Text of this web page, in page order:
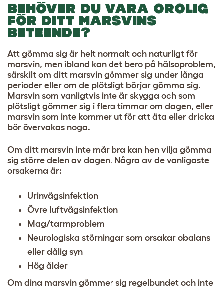
BEHÖVER DU VARA OROLIG
FÖR DITT MARSVINS
BETEENDE?
Att gömma sig är helt normalt och naturligt för
marsvin, men ibland kan det bero på hälsoproblem,
särskilt om ditt marsvin gömmer sig under långa
perioder eller om de plötsligt börjar gömma sig.
Marsvin som vanligtvis inte är skygga och som
plötsligt gömmer sig i flera timmar om dagen, eller
marsvin som inte kommer ut för att äta eller dricka
bör övervakas noga.
Om ditt marsvin inte mår bra kan hen vilja gömma
sig större delen av dagen. Några av de vanligaste
orsakerna är:
Urinvägsinfektion
Övre luftvägsinfektion
Mag/tarmproblem
Neurologiska störningar som orsakar obalans
eller dålig syn
Hög ålder
Om dina marsvin gömmer sig regelbundet och inte